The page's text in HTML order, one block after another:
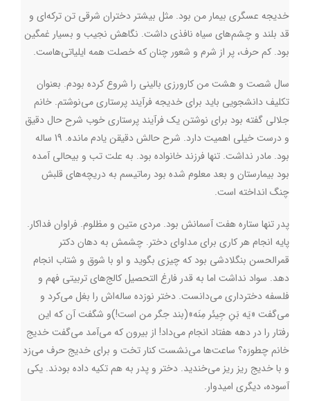
خدیجه عسگری بیمار من بود. مثل بیشتر دختران شرقی تن ترکه‌ای و
قد بلند و چشم‌های سیاه نافذی داشت. نگاهش نجیب و بسیار غمگین
بود. کم حرف، پر از شرم و شعور چنان که خصلت همه ایلیاتی‌هاست.
سال شصت و هشت من کارورزی بالینی را شروع کرده بودم. بعنوان
تکلیف دانشجویی باید برای خدیجه فرآیند پرستاری می‌نوشتم. خانم
جلالی گفته بود برای نوشتن یک فرآیند پرستاری خوب شرح حال دقیق
و درست خیلی اهمیت دارد. شرح حالش دقیقن یادم مانده. 19 ساله
بود. مادر نداشت. تنها فرزند خانواده بود. به علت تب و بیحالی آمده
بود بیمارستان و بعد معلوم شده بود رماتیسم به دریچه‌های قلبش
چنگ انداخته است.
پدر تنها ستاره هفت آسمانش بود. مردی متین و مظلوم. فراوان فداکار.
پایه انجام هر کاری برای مداوای دختر. چشمش به دهان دکتر
قمرالحسن بنگلادشی بود که چیزی بگوید و او با شوق و شتاب انجام
دهد. سواد نداشت اما به قدر فارغ التحصیل کالج‌های تربیتی فهم و
فلسفه دخترداری می‌دانست. دختر نوزده ساله‌اش را بغل می‌کرد و
می‌گفت «یَه بَنِ جِیئَر مِنَه»(بند جگر من است!)و شگفت آن که این
رفتار را در دهه هفتاد انجام می‌داد! از بیرون که می‌آمد می‌گفت خدیج
خانم چطورَه؟ ساعت‌ها می‌نشست کنار تخت و برای خدیج حرف می‌زد
و با خدیج ریز ریز می‌خندید. دختر و پدر به هم تکیه داده بودند. یکی
آسوده، دیگری امیدوار.